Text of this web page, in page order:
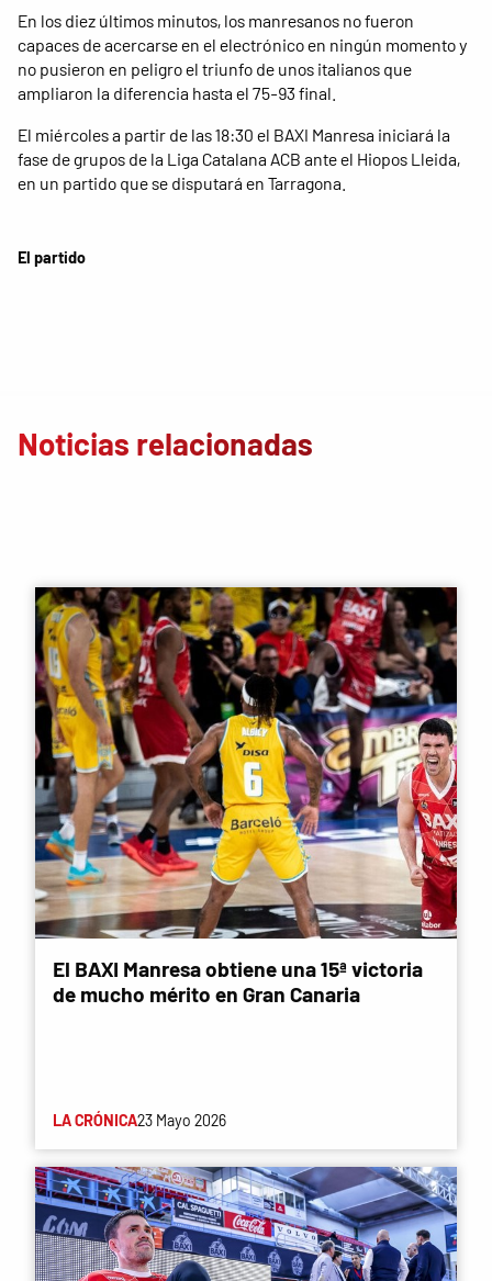
El partido
En los diez últimos minutos, los manresanos no fueron
capaces de acercarse en el electrónico en ningún momento y
no pusieron en peligro el triunfo de unos italianos que
ampliaron la diferencia hasta el 75-93 final.
El miércoles a partir de las 18:30 el BAXI Manresa iniciará la
fase de grupos de la Liga Catalana ACB ante el Hiopos Lleida,
en un partido que se disputará en Tarragona.
Noticias relacionadas
El BAXI Manresa obtiene una 15ª victoria
de mucho mérito en Gran Canaria
LA CRÓNICA23 Mayo 2026